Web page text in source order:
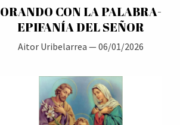
ORANDO CON LA PALABRA-
EPIFANÍA DEL SEÑOR
Aitor Uribelarrea —06/01/2026